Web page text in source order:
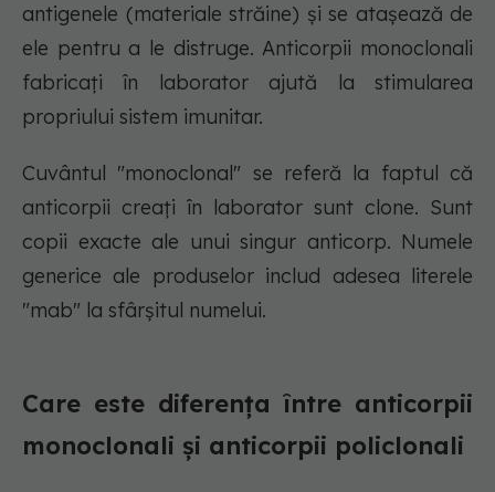
antigenele (materiale străine) și se atașează de
ele pentru a le distruge. Anticorpii monoclonali
fabricați în laborator ajută la stimularea
propriului sistem imunitar.
Cuvântul "monoclonal" se referă la faptul că
anticorpii creați în laborator sunt clone. Sunt
copii exacte ale unui singur anticorp. Numele
generice ale produselor includ adesea literele
"mab" la sfârșitul numelui.
Care este diferența între anticorpii
monoclonali și anticorpii policlonali